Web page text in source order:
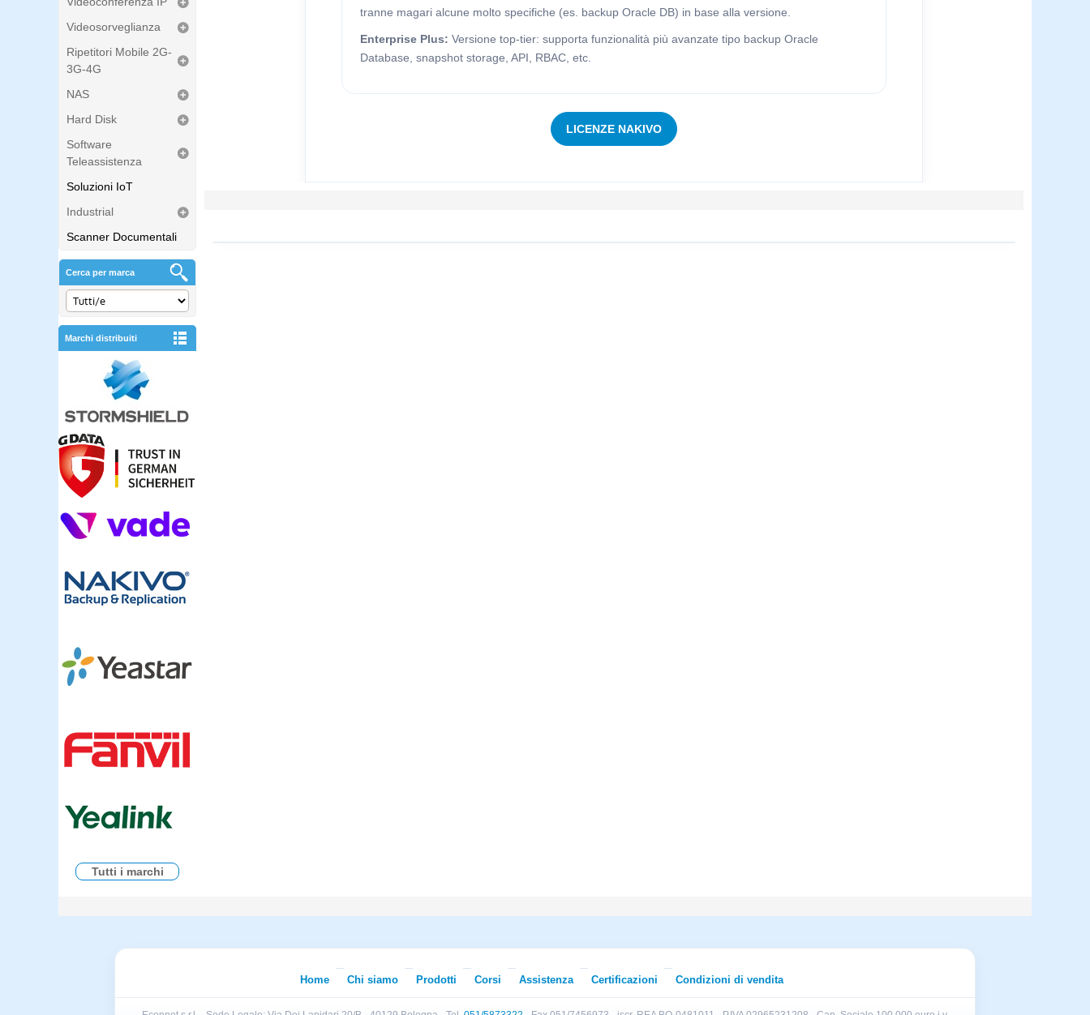
Videosorveglianza
Ripetitori Mobile 2G-
3G-4G
NAS
Hard Disk
Software
Teleassistenza
Soluzioni IoT
Industrial
Scanner Documentali
Cerca per marca
Marchi distribuiti
Tutti i marchi
tranne magari alcune molto specifiche (es. backup Oracle DB) in base alla versione.
Enterprise Plus: Versione top-tier: supporta funzionalità più avanzate tipo backup Oracle
Database, snapshot storage, API, RBAC, etc.
LICENZE NAKIVO
Home Chi siamo Prodotti Corsi Assistenza Certificazioni Condizioni di vendita